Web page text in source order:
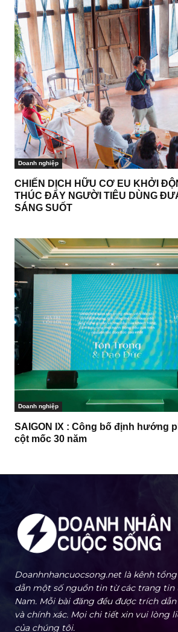
Doanh nghiệp
CHIẾN DỊCH HỮU CƠ EU KHỞI
THÚC ĐẨY NGƯỜI TIÊU DÙNG
SÁNG SUỐT
Doanh nghiệp
SAIGON IX : Công bố định hướng
cột mốc 30 năm
Doanhnhancuocsong.net là kênh
dẫn một số nguồn tin từ các trang tin
Nam. Mỗi bài đăng đều được trích
và chính xác. Mọi chi tiết xin vui lòng
của chúng tôi.